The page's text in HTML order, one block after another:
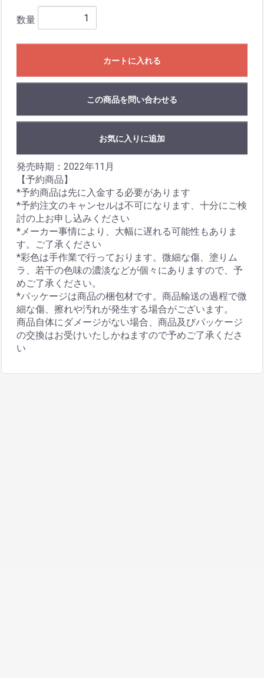
数量
カートに入れる
この商品を問い合わせる
お気に入りに追加
発売時期：2022年11月
【予約商品】
*予約商品は先に入金する必要があります
*予約注文のキャンセルは不可になります、十分にご検
討の上お申し込みください
*メーカー事情により、大幅に遅れる可能性もありま
す。ご了承ください
*彩色は手作業で行っております。微細な傷、塗りム
ラ、若干の色味の濃淡などが個々にありますので、予
めご了承ください。
*パッケージは商品の梱包材です。商品輸送の過程で微
細な傷、擦れや汚れが発生する場合がございます。
商品自体にダメージがない場合、商品及びパッケージ
の交換はお受けいたしかねますので予めご了承くださ
い